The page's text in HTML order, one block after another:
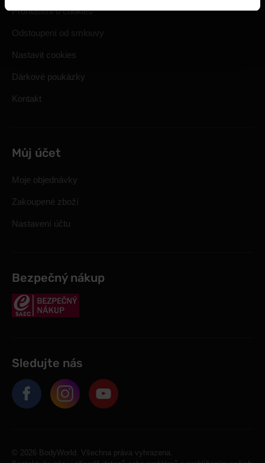
Prohlášení o cookies
Odstoupení od smlouvy
Nastavit cookies
Dárkové poukázky
Kontakt
Můj účet
Moje objednávky
Zakoupené zboží
Nastavení účtu
Bezpečný nákup
Sledujte nás
© 2026 BodyWorld. Všechna práva vyhrazena.